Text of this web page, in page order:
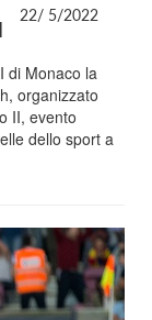
22/ 5/2022
di Monaco la
organizzato
II, evento
dello sport a